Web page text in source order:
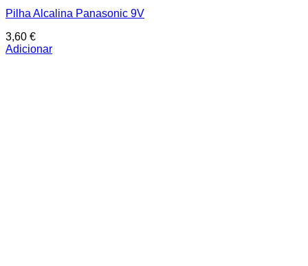
Pilha Alcalina Panasonic 9V
3,60 €
Adicionar